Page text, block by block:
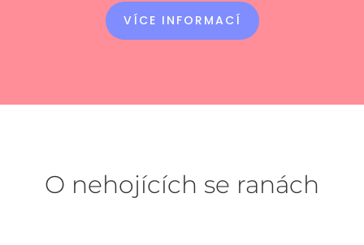
VÍCE INFORMACÍ
O nehojících se ranách